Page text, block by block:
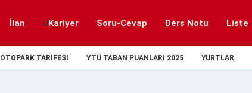
İlan Kariyer Soru-Cevap Ders Notu Liste
OTOPARK TARIFESI YTÜ TABAN PUANLARI 2025 YURTLAR